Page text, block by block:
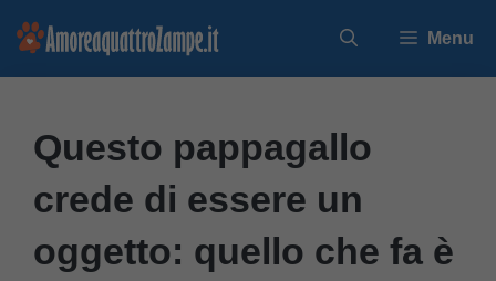
Vai
Menu
Questo pappagallo
crede di essere un
oggetto: quello che fa è